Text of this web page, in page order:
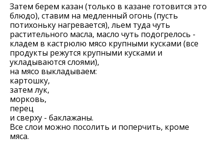
Затем берем казан (только в казане готовится это
блюдо), ставим на медленный огонь (пусть
потихоньку нагревается), льем туда чуть
растительного масла, масло чуть подогрелось -
кладем в кастрюлю мясо крупными кусками (все
продукты режутся крупными кусками и
укладываются слоями),
на мясо выкладываем:
картошку,
затем лук,
морковь,
перец
и сверху - баклажаны.
Все слои можно посолить и поперчить, кроме
мяса.